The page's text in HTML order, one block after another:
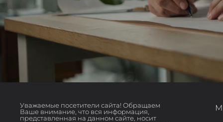
Уважаемые посетители сайта! Обращаем
Ваше внимание, что вся информация,
представленная на данном сайте, носит